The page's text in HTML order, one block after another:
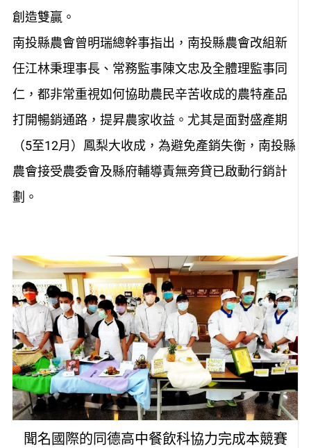
創造雙贏。
南投縣農會曾明瑞總幹事指出，南投縣農會改組新
任江林秉理事長、常務監事陳文忠及全體理監事同
仁，都非常重視如何協助農民辛苦收成的農特產品
打開暢銷通路，提昇農家收益。尤其是面對盛產期
（5至12月）鳳梨大收成，為避免產銷失衡，南投縣
農會接受農委會及縣府輔導責無旁貸已啟動行銷計
劃。
聞名國際的同德高中餐飲科協力完成本競賽